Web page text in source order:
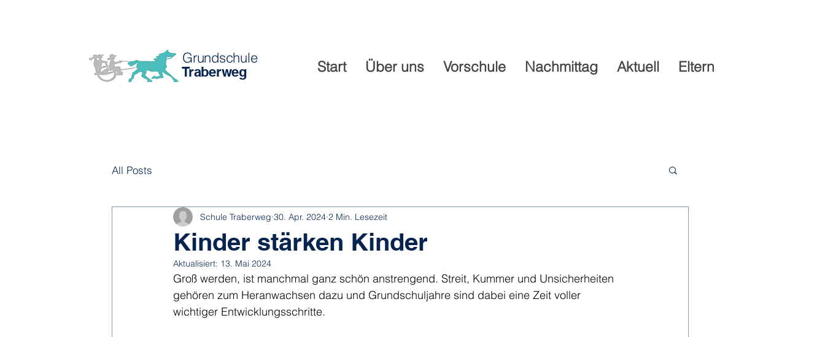
Grundschule
Traberweg Start Über uns Vorschule Nachmittag Aktuell Eltern
All Posts
Kinder stärken Kinder
Schule Traberweg 30. Apr. 2024 2 Min. Lesezeit
Aktualisiert: 13. Mai 2024
Groß werden, ist manchmal ganz schön anstrengend. Streit, Kummer und Unsicherheiten
gehören zum Heranwachsen dazu und Grundschuljahre sind dabei eine Zeit voller
wichtiger Entwicklungsschritte.